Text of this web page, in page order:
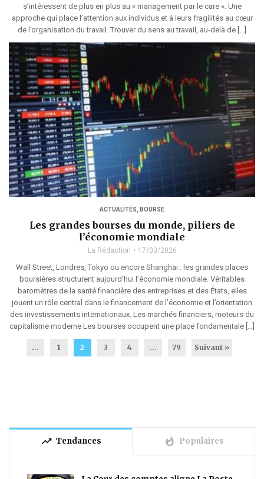
s’intéressent de plus en plus au « management par le care ». Une
approche qui place l’attention aux individus et à leurs fragilités au cœur
de l’organisation du travail. Trouver du sens au travail, au-delà de […]
ACTUALITÉS BOURSE
Les grandes bourses du monde, piliers de
l’économie mondiale
La Rédaction 17/03/2026
Wall Street, Londres, Tokyo ou encore Shanghai : les grandes places
boursières structurent aujourd’hui l’économie mondiale. Véritables
baromètres de la santé financière des entreprises et des États, elles
jouent un rôle central dans le financement de l’économie et l’orientation
des investissements internationaux. Les marchés financiers, moteurs du
capitalisme moderne Les bourses occupent une place fondamentale […]
... 1 2 3 4 … 79 Suivant »
trending_up Tendances whatshot Populaires